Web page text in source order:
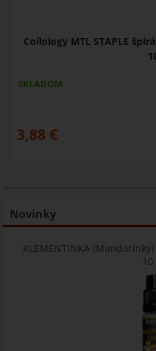
Coilology MTL STAPLE
SKLADOM
3,88 €
Novinky
KLEMENTINKA